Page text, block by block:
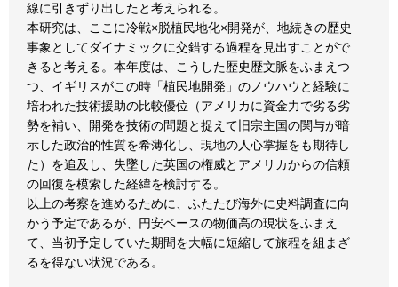
線に引きずり出したと考えられる。
本研究は、ここに冷戦×脱植民地化×開発が、地続きの歴史
事象としてダイナミックに交錯する過程を見出すことがで
きると考える。本年度は、こうした歴史歴文脈をふまえつ
つ、イギリスがこの時「植民地開発」のノウハウと経験に
培われた技術援助の比較優位（アメリカに資金力で劣る劣
勢を補い、開発を技術の問題と捉えて旧宗主国の関与が暗
示した政治的性質を希薄化し、現地の人心掌握をも期待し
た）を追及し、失墜した英国の権威とアメリカからの信頼
の回復を模索した経緯を検討する。
以上の考察を進めるために、ふたたび海外に史料調査に向
かう予定であるが、円安ベースの物価高の現状をふまえ
て、当初予定していた期間を大幅に短縮して旅程を組まざ
るを得ない状況である。